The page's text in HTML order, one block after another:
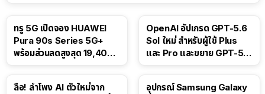
ทรู 5G เปิดจอง HUAWEI
Pura 90s Series 5G+
พร้อมส่วนลดสูงสุด 19,400
OpenAI อัปเกรด GPT-5.6
Sol ใหม่ สำหรับผู้ใช้ Plus
และ Pro และขยาย GPT-5.6
ลือ! ลำโพง AI ตัวใหม่จาก
อุปกรณ์ Samsung Galaxy